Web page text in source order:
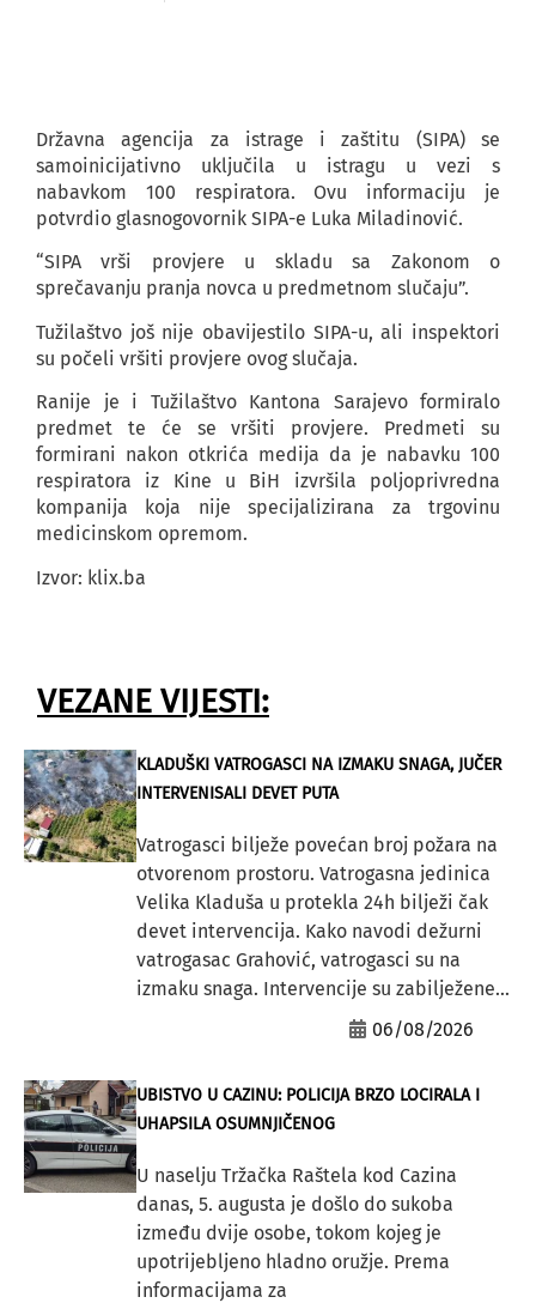
Državna agencija za istrage i zaštitu (SIPA) se
samoinicijativno uključila u istragu u vezi s
nabavkom 100 respiratora. Ovu informaciju je
potvrdio glasnogovornik SIPA-e Luka Miladinović.
“SIPA vrši provjere u skladu sa Zakonom o
sprečavanju pranja novca u predmetnom slučaju”.
Tužilaštvo još nije obavijestilo SIPA-u, ali inspektori
su počeli vršiti provjere ovog slučaja.
Ranije je i Tužilaštvo Kantona Sarajevo formiralo
predmet te će se vršiti provjere. Predmeti su
formirani nakon otkrića medija da je nabavku 100
respiratora iz Kine u BiH izvršila poljoprivredna
kompanija koja nije specijalizirana za trgovinu
medicinskom opremom.
Izvor: klix.ba
VEZANE VIJESTI:
KLADUŠKI VATROGASCI NA IZMAKU SNAGA, JUČER
INTERVENISALI DEVET PUTA
Vatrogasci bilježe povećan broj požara na
otvorenom prostoru. Vatrogasna jedinica
Velika Kladuša u protekla 24h bilježi čak
devet intervencija. Kako navodi dežurni
vatrogasac Grahović, vatrogasci su na
izmaku snaga. Intervencije su zabilježene...
06/08/2026
UBISTVO U CAZINU: POLICIJA BRZO LOCIRALA I
UHAPSILA OSUMNJIČENOG
U naselju Tržačka Raštela kod Cazina
danas, 5. augusta je došlo do sukoba
između dvije osobe, tokom kojeg je
upotrijebljeno hladno oružje. Prema
informacijama za